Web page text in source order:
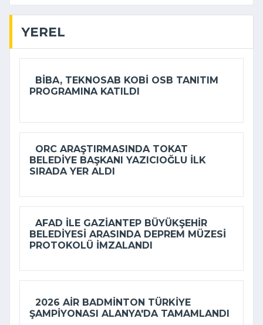
YEREL
BIBA, TEKNOSAB KOBİ OSB TANITIM
PROGRAMINA KATILDI
ORC ARAŞTIRMASINDA TOKAT
BELEDIYE BAŞKANI YAZICIOĞLU ILK
SIRADA YER ALDI
AFAD ILE GAZIANTEP BÜYÜKŞEHIR
BELEDIYESI ARASINDA DEPREM MÜZESI
PROTOKOLÜ IMZALANDI
2026 AIR BADMINTON TÜRKIYE
ŞAMPIYONASI ALANYA'DA TAMAMLANDI